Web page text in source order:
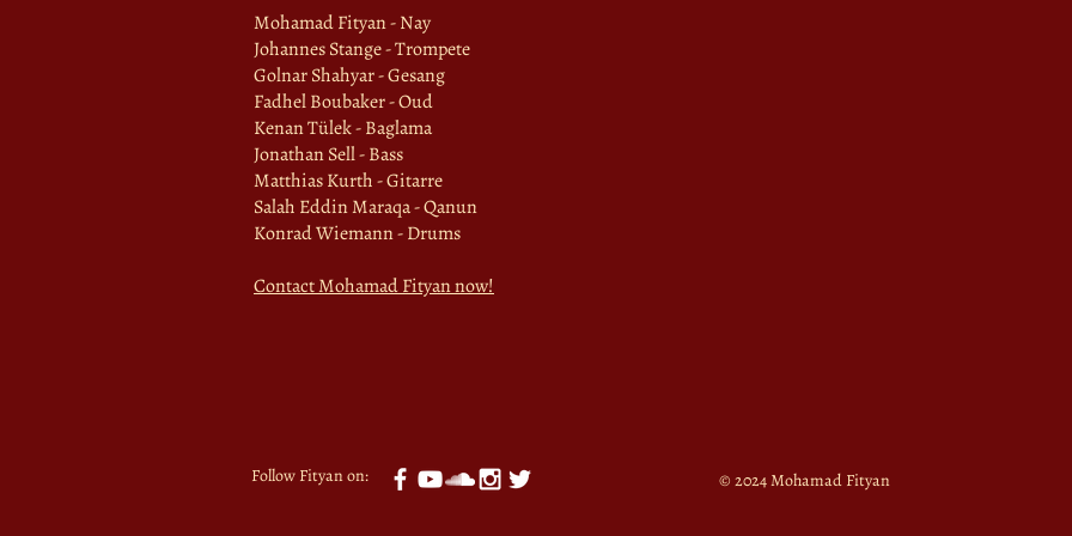
Mohamad Fityan - Nay
Johannes Stange - Trompete
Golnar Shahyar - Gesang
Fadhel Boubaker - Oud
Kenan Tülek - Baglama
Jonathan Sell - Bass
Matthias Kurth - Gitarre
Salah Eddin Maraqa - Qanun
Konrad Wiemann - Drums
Contact Mohamad Fityan now!
Follow Fityan on: © 2024 Mohamad Fityan